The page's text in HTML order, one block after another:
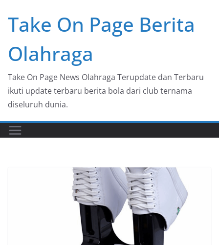
content
Take On Page Berita
Olahraga
Take On Page News Olahraga Terupdate dan Terbaru
ikuti update terbaru berita bola dari club ternama
diseluruh dunia.